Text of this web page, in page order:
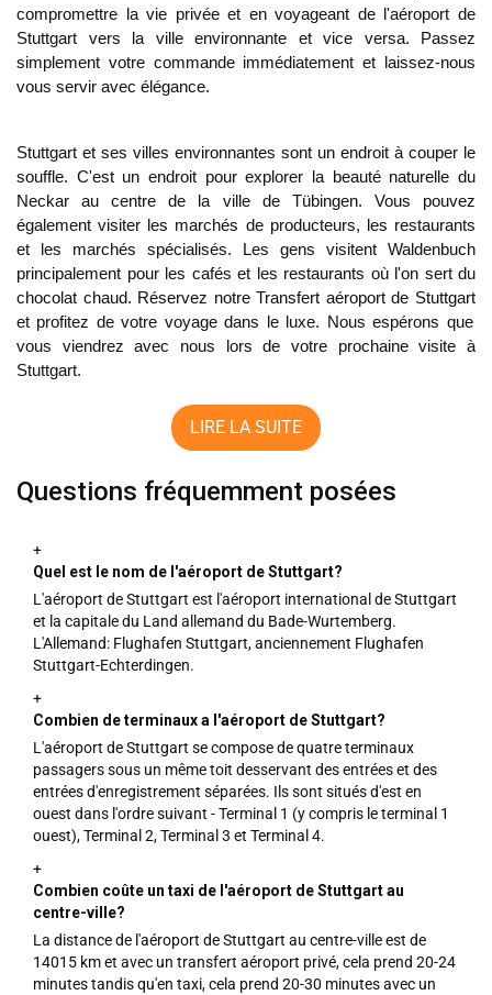
compromettre la vie privée et en voyageant de l'aéroport de
Stuttgart vers la ville environnante et vice versa. Passez
simplement votre commande immédiatement et laissez-nous
vous servir avec élégance.
Stuttgart et ses villes environnantes sont un endroit à couper le
souffle. C'est un endroit pour explorer la beauté naturelle du
Neckar au centre de la ville de Tübingen. Vous pouvez
également visiter les marchés de producteurs, les restaurants
et les marchés spécialisés. Les gens visitent Waldenbuch
principalement pour les cafés et les restaurants où l'on sert du
chocolat chaud. Réservez notreTransfert aéroport de Stuttgart
et profitez de votre voyage dans le luxe. Nous espérons que
vous viendrez avec nous lors de votre prochaine visite à
Stuttgart.
LIRE LA SUITE
Questions fréquemment posées
+
Quel est le nom de l'aéroport de Stuttgart?
L'aéroport de Stuttgart est l'aéroport international de Stuttgart
et la capitale du Land allemand du Bade-Wurtemberg.
L'Allemand: Flughafen Stuttgart, anciennement Flughafen
Stuttgart-Echterdingen.
+
Combien de terminaux a l'aéroport de Stuttgart?
L'aéroport de Stuttgart se compose de quatre terminaux
passagers sous un même toit desservant des entrées et des
entrées d'enregistrement séparées. Ils sont situés d'est en
ouest dans l'ordre suivant - Terminal 1 (y compris le terminal 1
ouest), Terminal 2, Terminal 3 et Terminal 4.
+
Combien coûte un taxi de l'aéroport de Stuttgart au
centre-ville?
La distance de l'aéroport de Stuttgart au centre-ville est de
14015 km et avec un transfert aéroport privé, cela prend 20-24
minutes tandis qu'en taxi, cela prend 20-30 minutes avec un